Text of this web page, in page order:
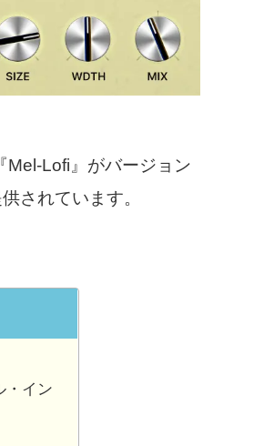
Mel-Lofi』がバージョン
されています。
・イン